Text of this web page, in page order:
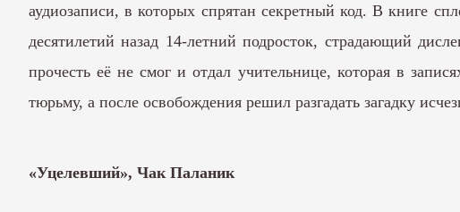
аудиозаписи, в которых спрятан секретный код. В книге
десятилетий назад 14-летний подросток, страдающий
прочесть её не смог и отдал учительнице, которая в
тюрьму, а после освобождения решил разгадать загадку
«Уцелевший», Чак Паланик